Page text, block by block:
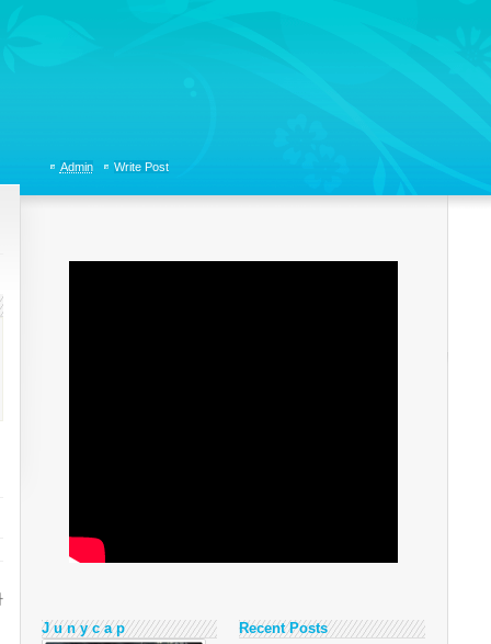
Admin Write Post
J u n y c a p Recent Posts